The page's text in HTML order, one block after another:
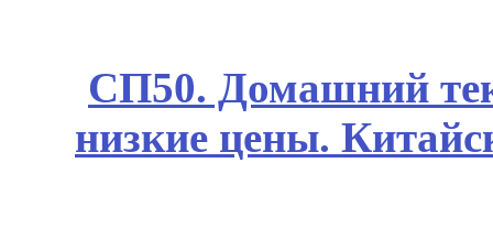
СП50. Домашний
низкие цены.